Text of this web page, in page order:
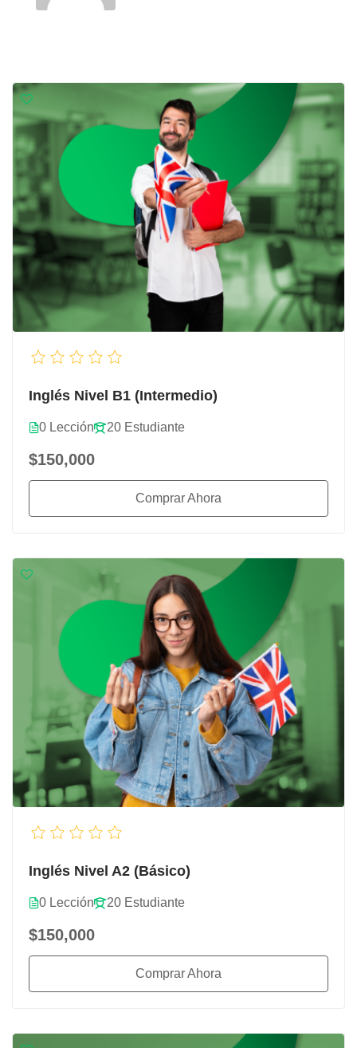
Inglés Nivel B1 (Intermedio)
0 Lección 20 Estudiante
$150,000
Comprar Ahora
Inglés Nivel A2 (Básico)
0 Lección 20 Estudiante
$150,000
Comprar Ahora